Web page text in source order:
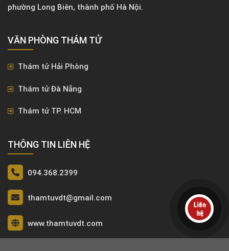
phường Long Biên, thành phố Hà Nội.
VĂN PHÒNG ​THÁM TỬ
Thám tử Hải Phòng
Thám tử Đà Nẵng
Thám tử TP. HCM
THÔNG TIN LIÊN HỆ
094.368.2399
thamtuvdt@gmail.com
www.thamtuvdt.com